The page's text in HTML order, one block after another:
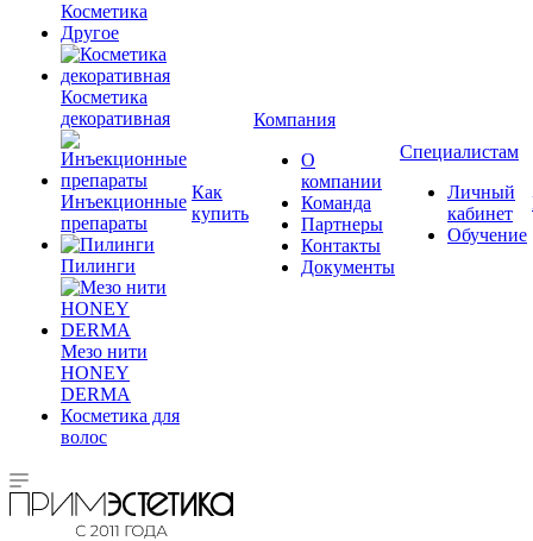
Косметика
Другое
Косметика
декоративная
Инъекционные
препараты
Пилинги
Мезо нити
HONEY
DERMA
Косметика для
волос
Как
купить
Компания
О
компании
Команда
Партнеры
Контакты
Документы
Специалистам
Личный
кабинет
Обучение